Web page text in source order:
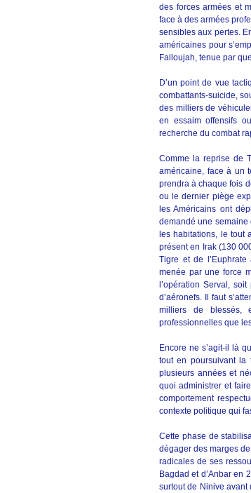
des forces armées et
face à des armées
sensibles aux pertes.
américaines pour
Falloujah, tenue par
D’un point de vue
combattants-suicide,
des milliers de
en essaim offensifs
recherche du combat
Comme la reprise de
américaine, face à un
prendra à chaque fois
ou le dernier piège
les Américains ont
demandé une semaine
les habitations, le tout
présent en Irak (130
Tigre et de
menée par une force
l’opération Serval,
d’aéronefs. Il faut
milliers de blessés,
professionnelles que
Encore ne s’agit-il là
tout en poursuivant la
plusieurs années et
quoi administrer et
comportement
contexte politique qui
Cette phase de
dégager des marges
radicales de ses
Bagdad et d’Anbar en
surtout de Ninive avant